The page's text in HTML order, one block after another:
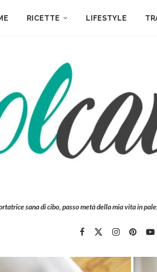
RICETTE LIFESTYLE
sana di cibo, passo metà della mia vita in